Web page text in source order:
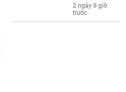
2 ngày 8 giờ
trước